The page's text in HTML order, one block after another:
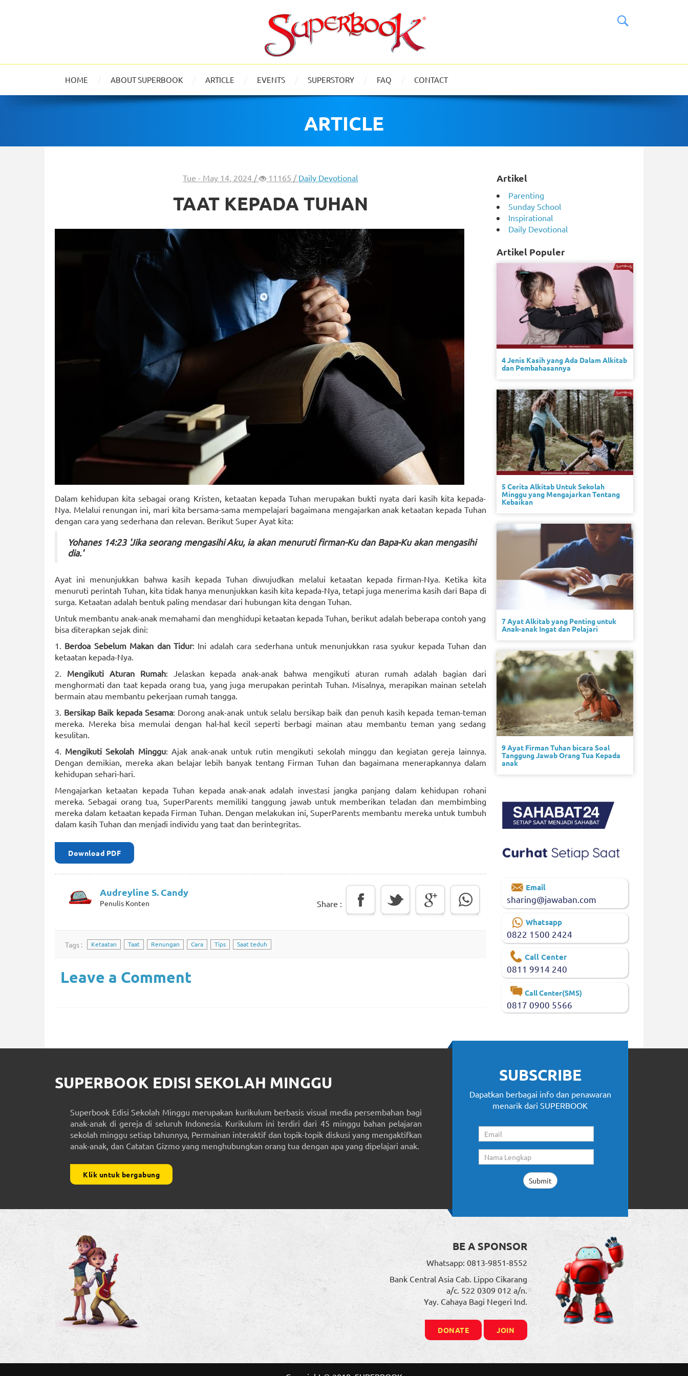
HOME ABOUT SUPERBOOK ARTICLE EVENTS SUPERSTORY FAQ CONTACT
ARTICLE
Tue - May 14, 2024 / 11165 / Daily Devotional
TAAT KEPADA TUHAN
Dalam kehidupan kita sebagai orang Kristen, ketaatan kepada Tuhan merupakan bukti nyata dari kasih kita kepada-
Nya. Melalui renungan ini, mari kita bersama-sama mempelajari bagaimana mengajarkan anak ketaatan kepada Tuhan
dengan cara yang sederhana dan relevan. Berikut Super Ayat kita:
Yohanes 14:23 'Jika seorang mengasihi Aku, ia akan menuruti firman-Ku dan Bapa-Ku akan mengasihi
dia.'
Ayat ini menunjukkan bahwa kasih kepada Tuhan diwujudkan melalui ketaatan kepada firman-Nya. Ketika kita
menuruti perintah Tuhan, kita tidak hanya menunjukkan kasih kita kepada-Nya, tetapi juga menerima kasih dari Bapa di
surga. Ketaatan adalah bentuk paling mendasar dari hubungan kita dengan Tuhan.
Untuk membantu anak-anak memahami dan menghidupi ketaatan kepada Tuhan, berikut adalah beberapa contoh yang
bisa diterapkan sejak dini:
1. Berdoa Sebelum Makan dan Tidur: Ini adalah cara sederhana untuk menunjukkan rasa syukur kepada Tuhan dan
ketaatan kepada-Nya.
2. Mengikuti Aturan Rumah: Jelaskan kepada anak-anak bahwa mengikuti aturan rumah adalah bagian dari
menghormati dan taat kepada orang tua, yang juga merupakan perintah Tuhan. Misalnya, merapikan mainan setelah
bermain atau membantu pekerjaan rumah tangga.
3. Bersikap Baik kepada Sesama: Dorong anak-anak untuk selalu bersikap baik dan penuh kasih kepada teman-teman
mereka. Mereka bisa memulai dengan hal-hal kecil seperti berbagi mainan atau membantu teman yang sedang
kesulitan.
4. Mengikuti Sekolah Minggu: Ajak anak-anak untuk rutin mengikuti sekolah minggu dan kegiatan gereja lainnya.
Dengan demikian, mereka akan belajar lebih banyak tentang Firman Tuhan dan bagaimana menerapkannya dalam
kehidupan sehari-hari.
Mengajarkan ketaatan kepada Tuhan kepada anak-anak adalah investasi jangka panjang dalam kehidupan rohani
mereka. Sebagai orang tua, SuperParents memiliki tanggung jawab untuk memberikan teladan dan membimbing
mereka dalam ketaatan kepada Firman Tuhan. Dengan melakukan ini, SuperParents membantu mereka untuk tumbuh
dalam kasih Tuhan dan menjadi individu yang taat dan berintegritas.
Download PDF
Audreyline S. Candy
Penulis Konten Share :
Tags : Ketaatan Taat Renungan Cara Tips Saat teduh
Leave a Comment
Artikel
Parenting
Sunday School
Inspirational
Daily Devotional
Artikel Populer
4 Jenis Kasih yang Ada Dalam Alkitab
dan Pembahasannya
5 Cerita Alkitab Untuk Sekolah
Minggu yang Mengajarkan Tentang
Kebaikan
7 Ayat Alkitab yang Penting untuk
Anak-anak Ingat dan Pelajari
9 Ayat Firman Tuhan bicara Soal
Tanggung Jawab Orang Tua Kepada
anak
Email
sharing@jawaban.com
Whatsapp
0822 1500 2424
Call Center
0811 9914 240
Call Center(SMS)
0817 0900 5566
SUPERBOOK EDISI SEKOLAH MINGGU
Superbook Edisi Sekolah Minggu merupakan kurikulum berbasis visual media persembahan bagi
anak-anak di gereja di seluruh Indonesia. Kurikulum ini terdiri dari 45 minggu bahan pelajaran
sekolah minggu setiap tahunnya, Permainan interaktif dan topik-topik diskusi yang mengaktifkan
anak-anak, dan Catatan Gizmo yang menghubungkan orang tua dengan apa yang dipelajari anak.
Klik untuk bergabung
SUBSCRIBE
Dapatkan berbagai info dan penawaran
menarik dari SUPERBOOK
BE A SPONSOR
Whatsapp: 0813-9851-8552
Bank Central Asia Cab. Lippo Cikarang
a/c. 522 0309 012 a/n.
Yay. Cahaya Bagi Negeri Ind.
DONATE JOIN